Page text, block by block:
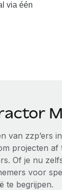
via één
van zzp’ers
projecten
Of je nu
voor
te begrijpen.